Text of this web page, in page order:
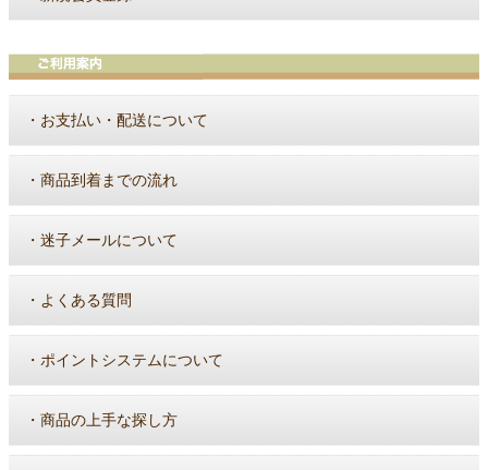
・ お支払い・配送について
・ 商品到着までの流れ
・ 迷子メールについて
・ よくある質問
・ ポイントシステムについて
・ 商品の上手な探し方